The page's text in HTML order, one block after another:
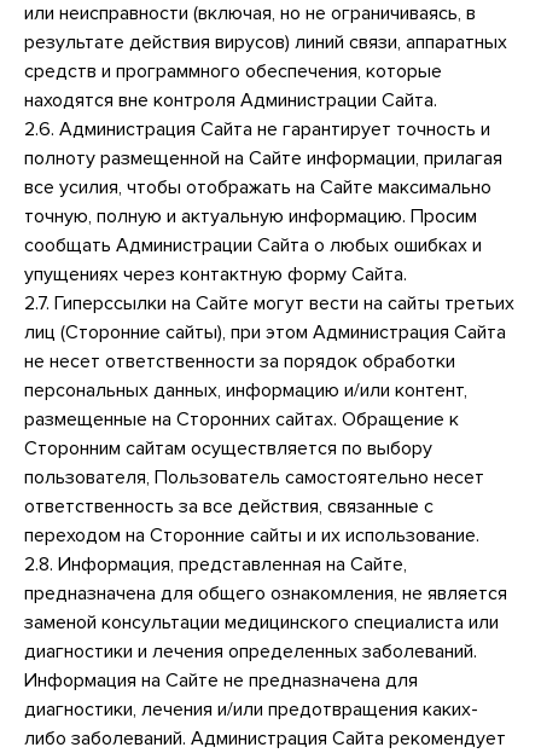
или неисправности (включая, но не ограничиваясь, в
результате действия вирусов) линий связи, аппаратных
средств и программного обеспечения, которые
находятся вне контроля Администрации Сайта.
2.6. Администрация Сайта не гарантирует точность и
полноту размещенной на Сайте информации, прилагая
все усилия, чтобы отображать на Сайте максимально
точную, полную и актуальную информацию. Просим
сообщать Администрации Сайта о любых ошибках и
упущениях через контактную форму Сайта.
2.7. Гиперссылки на Сайте могут вести на сайты третьих
лиц (Сторонние сайты), при этом Администрация Сайта
не несет ответственности за порядок обработки
персональных данных, информацию и/или контент,
размещенные на Сторонних сайтах. Обращение к
Сторонним сайтам осуществляется по выбору
пользователя, Пользователь самостоятельно несет
ответственность за все действия, связанные с
переходом на Сторонние сайты и их использование.
2.8. Информация, представленная на Сайте,
предназначена для общего ознакомления, не является
заменой консультации медицинского специалиста или
диагностики и лечения определенных заболеваний.
Информация на Сайте не предназначена для
диагностики, лечения и/или предотвращения каких-
либо заболеваний. Администрация Сайта рекомендует